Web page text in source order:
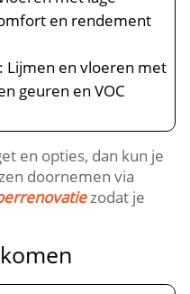
en rendement
: Lijmen en vloeren met
geuren en VOC
en opties, dan kun je
doornemen via
zodat je